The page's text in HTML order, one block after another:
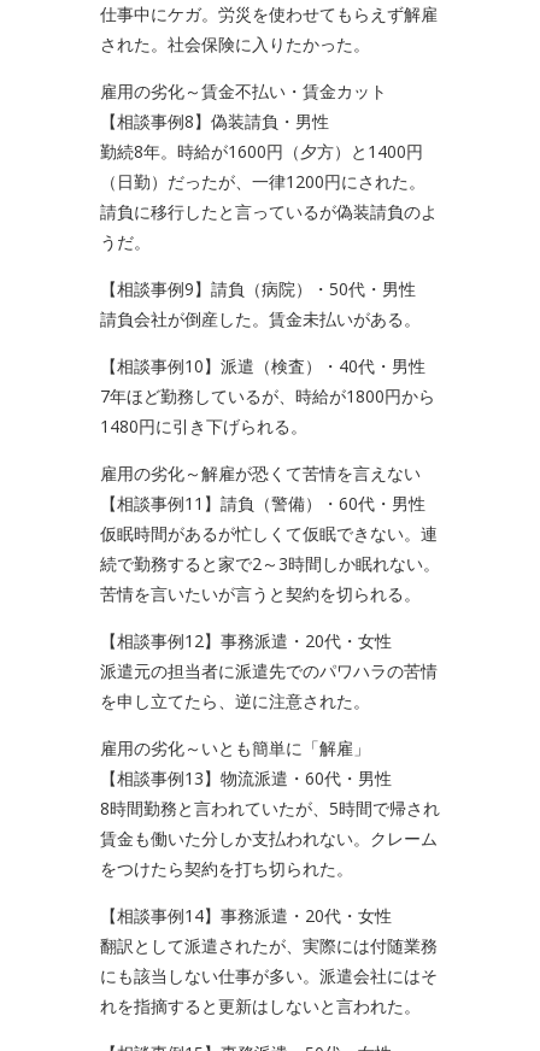
仕事中にケガ。労災を使わせてもらえず解雇
された。社会保険に入りたかった。
雇用の劣化～賃金不払い・賃金カット
【相談事例8】偽装請負・男性
勤続8年。時給が1600円（夕方）と1400円
（日勤）だったが、一律1200円にされた。
請負に移行したと言っているが偽装請負のよ
うだ。
【相談事例9】請負（病院）・50代・男性
請負会社が倒産した。賃金未払いがある。
【相談事例10】派遣（検査）・40代・男性
7年ほど勤務しているが、時給が1800円から
1480円に引き下げられる。
雇用の劣化～解雇が恐くて苦情を言えない
【相談事例11】請負（警備）・60代・男性
仮眠時間があるが忙しくて仮眠できない。連
続で勤務すると家で2～3時間しか眠れない。
苦情を言いたいが言うと契約を切られる。
【相談事例12】事務派遣・20代・女性
派遣元の担当者に派遣先でのパワハラの苦情
を申し立てたら、逆に注意された。
雇用の劣化～いとも簡単に「解雇」
【相談事例13】物流派遣・60代・男性
8時間勤務と言われていたが、5時間で帰され
賃金も働いた分しか支払われない。クレーム
をつけたら契約を打ち切られた。
【相談事例14】事務派遣・20代・女性
翻訳として派遣されたが、実際には付随業務
にも該当しない仕事が多い。派遣会社にはそ
れを指摘すると更新はしないと言われた。